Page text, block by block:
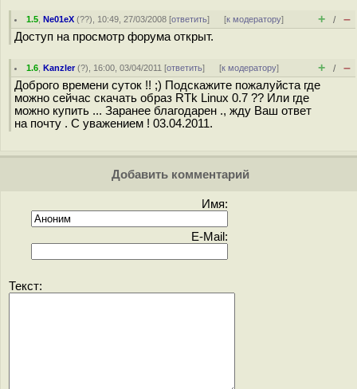
1.5 ,Ne01eX (??), 10:49, 27/03/2008 [ответить] [к модератору] + / –
Доступ на просмотр форума открыт.
1.6 ,Kanzler(?), 16:00, 03/04/2011 [ответить] [к модератору] + / –
Доброго времени суток !! ;) Подскажите пожалуйста где
можно сейчас скачать образ RTk Linux 0.7 ?? Или где
можно купить ... Заранее благодарен ., жду Ваш ответ
на почту . С уважением ! 03.04.2011.
Добавить комментарий
Имя:
E-Mail:
Текст: